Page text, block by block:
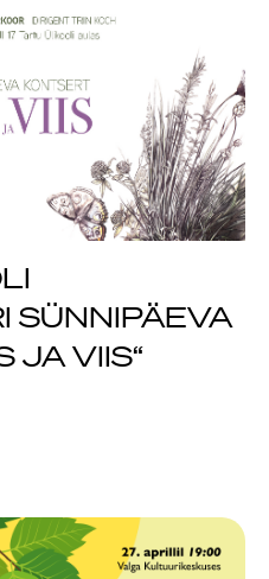
100
ülikool
tantsib"
20.
2018
SÜNNIPÄEVA
JA VIIS“